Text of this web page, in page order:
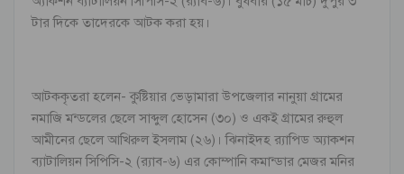
টার দিকে তাদেরকে আটক করা হয়।
আটককৃতরা হলেন- কুষ্টিয়ার ভেড়ামারা উপজেলার নানুয়া গ্রামের
নমাজি মন্ডলের ছেলে সাব্দুল হোসেন (৩০) ও একই গ্রামের রুহুল
আমীনের ছেলে আখিরুল ইসলাম (২৬)। ঝিনাইদহ র‌্যাপিড অ্যাকশন
ব্যাটালিয়ন সিপিসি-২ (র‌্যাব-৬) এর কোম্পানি কমান্ডার মেজর মনির